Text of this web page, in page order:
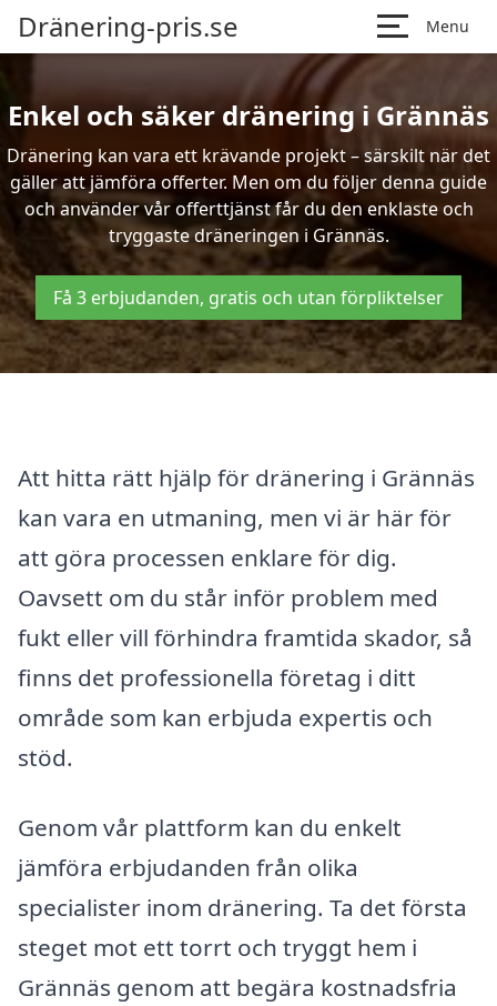
Dränering-pris.se Menu
Enkel och säker dränering i Grännäs
Dränering kan vara ett krävande projekt – särskilt när det
gäller att jämföra offerter. Men om du följer denna guide
och använder vår offerttjänst får du den enklaste och
tryggaste dräneringen i Grännäs.
Få 3 erbjudanden, gratis och utan förpliktelser
Att hitta rätt hjälp för dränering i Grännäs
kan vara en utmaning, men vi är här för
att göra processen enklare för dig.
Oavsett om du står inför problem med
fukt eller vill förhindra framtida skador, så
finns det professionella företag i ditt
område som kan erbjuda expertis och
stöd.
Genom vår plattform kan du enkelt
jämföra erbjudanden från olika
specialister inom dränering. Ta det första
steget mot ett torrt och tryggt hem i
Grännäs genom att begära kostnadsfria